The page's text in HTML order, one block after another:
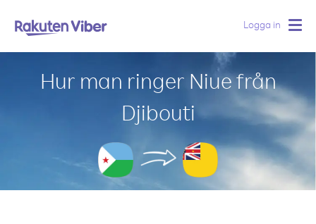
Logga in
Hur man ringer Niue från
Djibouti